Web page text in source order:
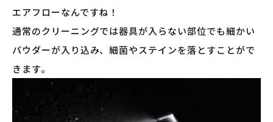
エアフローなんですね！
通常のクリーニングでは器具が入らない部位でも細かい
パウダーが入り込み、細菌やステインを落とすことがで
きます。